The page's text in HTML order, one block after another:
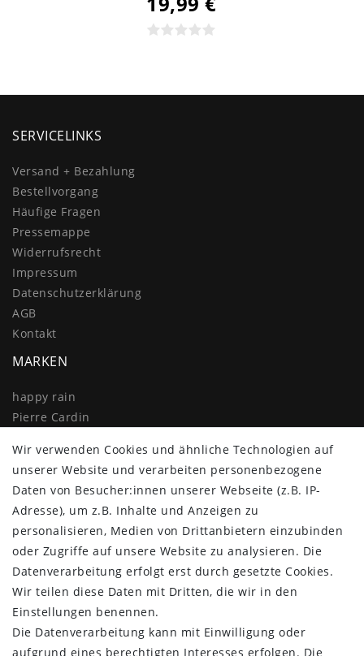
SERVICELINKS
Versand + Bezahlung
Bestellvorgang
Häufige Fragen
Pressemappe
Widerrufs­recht
Impressum
Daten­schutz­erklärung
AGB
Kontakt
MARKEN
happy rain
Pierre Cardin
Doppler
Resckodd
Dernier
Esprit
Wir verwenden Cookies und ähnliche Technologien auf
unserer Website und verarbeiten personenbezogene
Daten von Besucher:innen unserer Webseite (z.B. IP-
Adresse), um z.B. Inhalte und Anzeigen zu
personalisieren, Medien von Drittanbietern einzubinden
oder Zugriffe auf unsere Website zu analysieren. Die
Datenverarbeitung erfolgt erst durch gesetzte Cookies.
Wir teilen diese Daten mit Dritten, die wir in den
Einstellungen benennen.
Die Datenverarbeitung kann mit Einwilligung oder
aufgrund eines berechtigten Interesses erfolgen. Die